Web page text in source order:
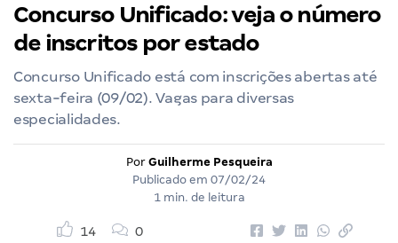
Concurso Unificado: veja o número
de inscritos por estado
Concurso Unificado está com inscrições abertas até
sexta-feira (09/02). Vagas para diversas
especialidades.
Por Guilherme Pesqueira
Publicado em 07/02/24
1 min. de leitura
14 0